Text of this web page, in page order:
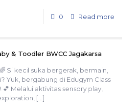
0 Read more
& Toodler BWCC Jagakarsa
Si kecil suka bergerak, bermain,
Yuk, bergabung di Edugym Class
💕 Melalui aktivitas sensory play,
[…]